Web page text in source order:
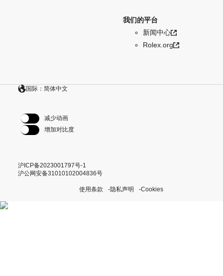
我们的平台
新闻中心
Rolex.org
国际：简体中文
减少动画
增加对比度
沪ICP备2023001797号-1
沪公网安备31010102004836号
使用条款 隐私声明 Cookies